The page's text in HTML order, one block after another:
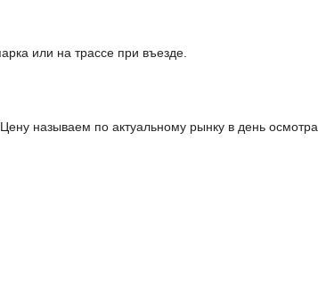
или на трассе при въезде.
называем по актуальному рынку в день осмотра.